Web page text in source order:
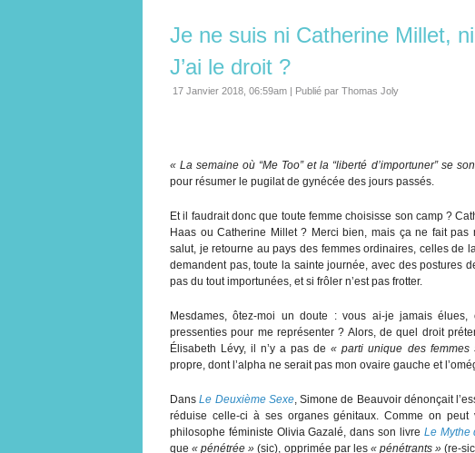
Je ne suis ni Catherine Millet,
J’ai le droit ?
17 Janvier 2018, 06:59am | Publié par Thomas Joly
« La semaine où “Me Too” et la “liberté d’importuner” se
pour résumer le pugilat de gynécée des jours passés.
Et il faudrait donc que toute femme choisisse son camp ?
Haas ou Catherine Millet ? Merci bien, mais ça ne fait pas
salut, je retourne au pays des femmes ordinaires, celles de
demandent pas, toute la sainte journée, avec des postures
pas du tout importunées, et si frôler n’est pas frotter.
Mesdames, ôtez-moi un doute : vous ai-je jamais élues,
pressenties pour me représenter ? Alors, de quel droit
Élisabeth Lévy, il n’y a pas de« parti unique des femmes
propre, dont l’alpha ne serait pas mon ovaire gauche et
DansLe Deuxième Sexe, Simone de Beauvoir dénonçait
réduise celle-ci à ses organes génitaux. Comme on
philosophe féministe Olivia Gazalé, dans son livre Le Mythe
que« pénétrée » (sic), opprimée par les « pénétrants » (re-